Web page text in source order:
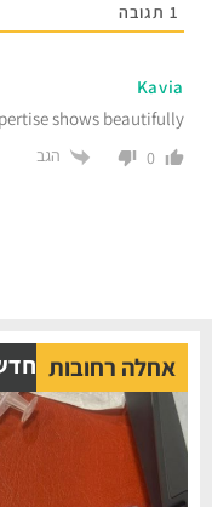
1תגובה
Kavia
shows beautifully
0 הגב
אחלה רחובות